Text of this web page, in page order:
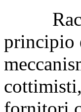
principio